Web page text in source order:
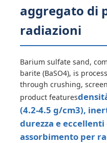
aggregato di
radiazioni
Barium sulfate sand,
barite (BaSO4), is
through crushing,
product features
(4.2-4.5 g/cm3),
durezza e
assorbimento per